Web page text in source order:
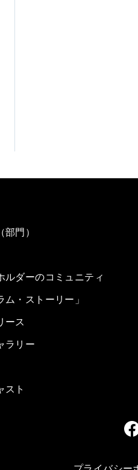
門）
ルダーのコミュニティ
ム・ストーリー」
ース
ラリー
スト